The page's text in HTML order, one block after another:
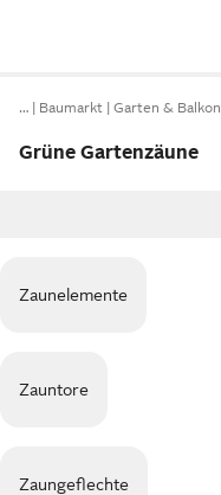
… Baumarkt Garten & Balkon
Grüne Gartenzäune
Zaunelemente
Zauntore
Zaungeflechte